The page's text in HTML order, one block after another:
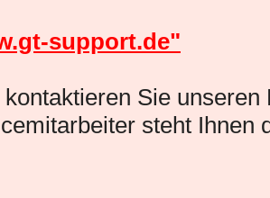
support.de"
kontaktieren Sie
steht Ihnen